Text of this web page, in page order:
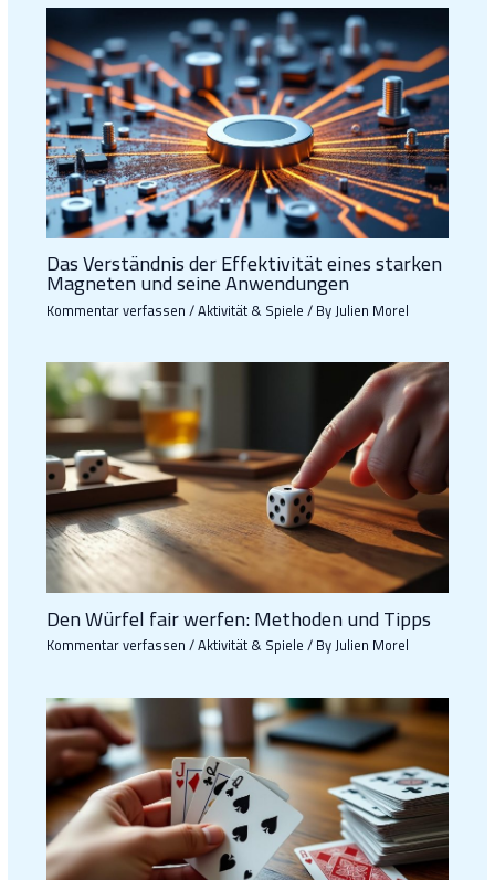
Das Verständnis der Effektivität eines starken
Magneten und seine Anwendungen
Kommentar verfassen/Aktivität & Spiele/ ByJulien Morel
Den Würfel fair werfen: Methoden und Tipps
Kommentar verfassen/Aktivität & Spiele/ ByJulien Morel